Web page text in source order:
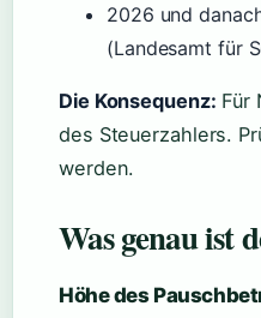
2026 und
(Landesamt für
Die Konsequenz: Für
des Steuerzahlers.
werden.
Was genau ist
Höhe des